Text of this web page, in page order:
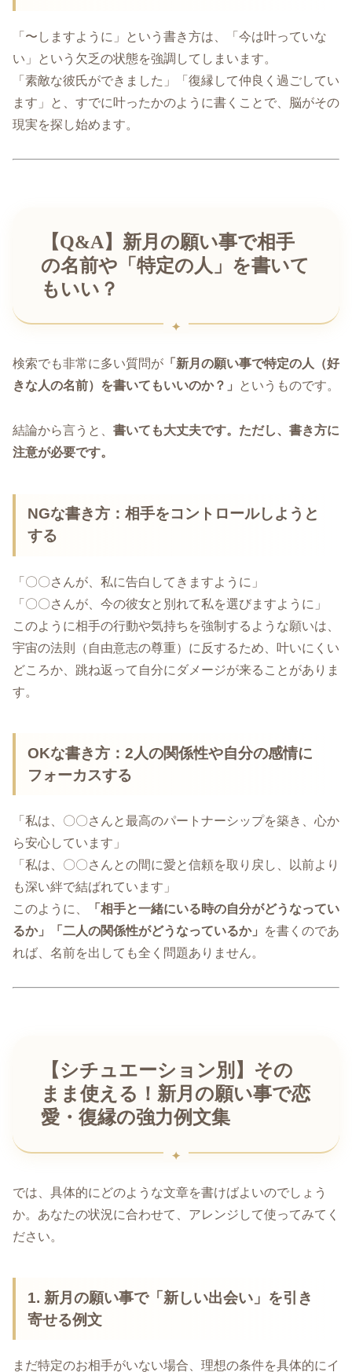
「〜しますように」という書き方は、「今は叶っていな
い」という欠乏の状態を強調してしまいます。
「素敵な彼氏ができました」「復縁して仲良く過ごしてい
ます」と、すでに叶ったかのように書くことで、脳がその
現実を探し始めます。
【Q&A】新月の願い事で相手
の名前や「特定の人」を書いて
もいい？
検索でも非常に多い質問が 「新月の願い事で特定の人（好
きな人の名前）を書いてもいいのか？」
というものです。
結論から言うと、 書いても大丈夫です。ただし、書き方に
注意が必要です。
NGな書き方：相手をコントロールしようと
する
「〇〇さんが、私に告白してきますように」
「〇〇さんが、今の彼女と別れて私を選びますように」
このように相手の行動や気持ちを強制するような願いは、
宇宙の法則（自由意志の尊重）に反するため、叶いにくい
どころか、跳ね返って自分にダメージが来ることがありま
す。
OKな書き方：2人の関係性や自分の感情に
フォーカスする
「私は、〇〇さんと最高のパートナーシップを築き、心か
ら安心しています」
「私は、〇〇さんとの間に愛と信頼を取り戻し、以前より
も深い絆で結ばれています」
このように、
「相手と一緒にいる時の自分がどうなってい
るか」「二人の関係性がどうなっているか」
を書くのであ
れば、名前を出しても全く問題ありません。
【シチュエーション別】その
まま使える！新月の願い事で恋
愛・復縁の強力例文集
では、具体的にどのような文章を書けばよいのでしょう
か。あなたの状況に合わせて、アレンジして使ってみてく
ださい。
1. 新月の願い事で「新しい出会い」を引き
寄せる例文
まだ特定のお相手がいない場合、理想の条件を具体的にイ